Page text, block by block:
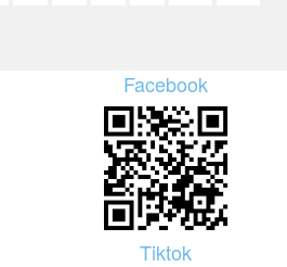
Facebook
Tiktok